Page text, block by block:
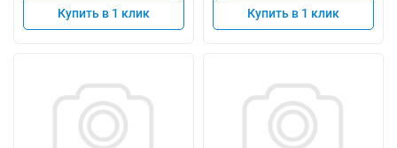
Купить в 1 клик Купить в 1 клик